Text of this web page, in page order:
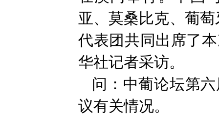
亚、莫桑比克、葡
代表团共同出席了
华社记者采访。
问：中葡论坛第
议有关情况。